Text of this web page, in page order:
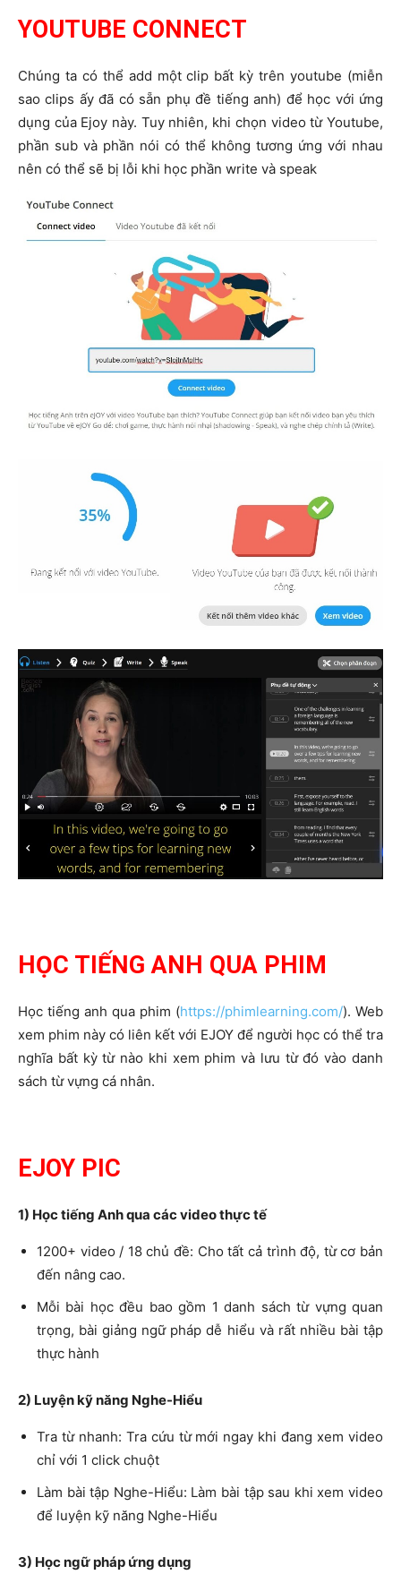
YOUTUBE CONNECT
Chúng ta có thể add một clip bất kỳ trên youtube (miễn
sao clips ấy đã có sẵn phụ đề tiếng anh) để học với ứng
dụng của Ejoy này. Tuy nhiên, khi chọn video từ Youtube,
phần sub và phần nói có thể không tương ứng với nhau
nên có thể sẽ bị lỗi khi học phần write và speak
HỌC TIẾNG ANH QUA PHIM
Học tiếng anh qua phim (https://phimlearning.com/). Web
xem phim này có liên kết với EJOY để người học có thể tra
nghĩa bất kỳ từ nào khi xem phim và lưu từ đó vào danh
sách từ vựng cá nhân.
EJOY PIC
1) Học tiếng Anh qua các video thực tế
1200+ video / 18 chủ đề: Cho tất cả trình độ, từ cơ bản
đến nâng cao.
Mỗi bài học đều bao gồm 1 danh sách từ vựng quan
trọng, bài giảng ngữ pháp dễ hiểu và rất nhiều bài tập
thực hành
2) Luyện kỹ năng Nghe-Hiểu
Tra từ nhanh: Tra cứu từ mới ngay khi đang xem video
chỉ với 1 click chuột
Làm bài tập Nghe-Hiểu: Làm bài tập sau khi xem video
để luyện kỹ năng Nghe-Hiểu
3) Học ngữ pháp ứng dụng